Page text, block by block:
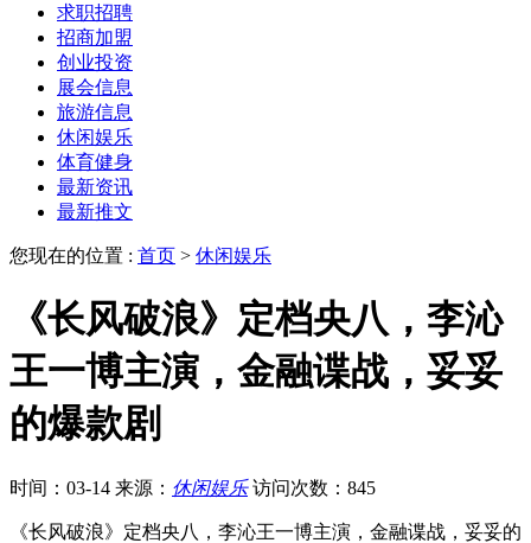
求职招聘
招商加盟
创业投资
展会信息
旅游信息
休闲娱乐
体育健身
最新资讯
最新推文
您现在的位置 : 首页 > 休闲娱乐
《长风破浪》定档央八，李沁
王一博主演，金融谍战，妥妥
的爆款剧
时间：03-14 来源： 休闲娱乐 访问次数：845
《长风破浪》定档央八，李沁王一博主演，金融谍战，妥妥的